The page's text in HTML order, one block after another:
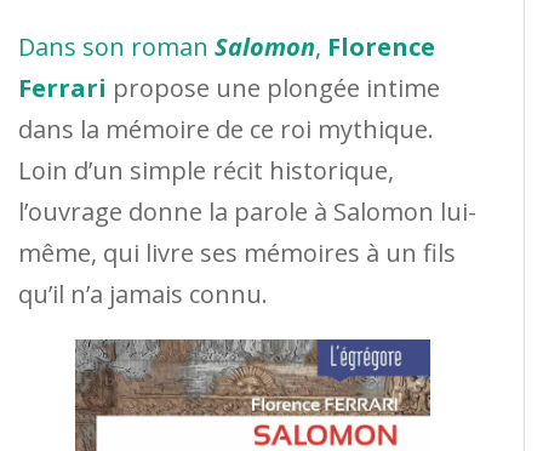
Dans son roman Salomon, Florence
Ferrari propose une plongée intime
dans la mémoire de ce roi mythique.
Loin d’un simple récit historique,
l’ouvrage donne la parole à Salomon lui-
même, qui livre ses mémoires à un fils
qu’il n’a jamais connu.